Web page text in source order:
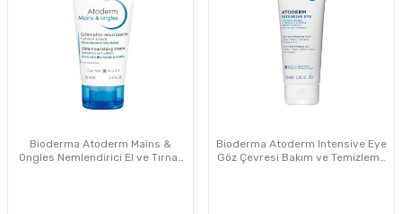
Bioderma Atoderm Mains &
Ongles Nemlendirici El ve Tırnak
Bioderma Atoderm Intensive Eye
Göz Çevresi Bakım ve Temizleme